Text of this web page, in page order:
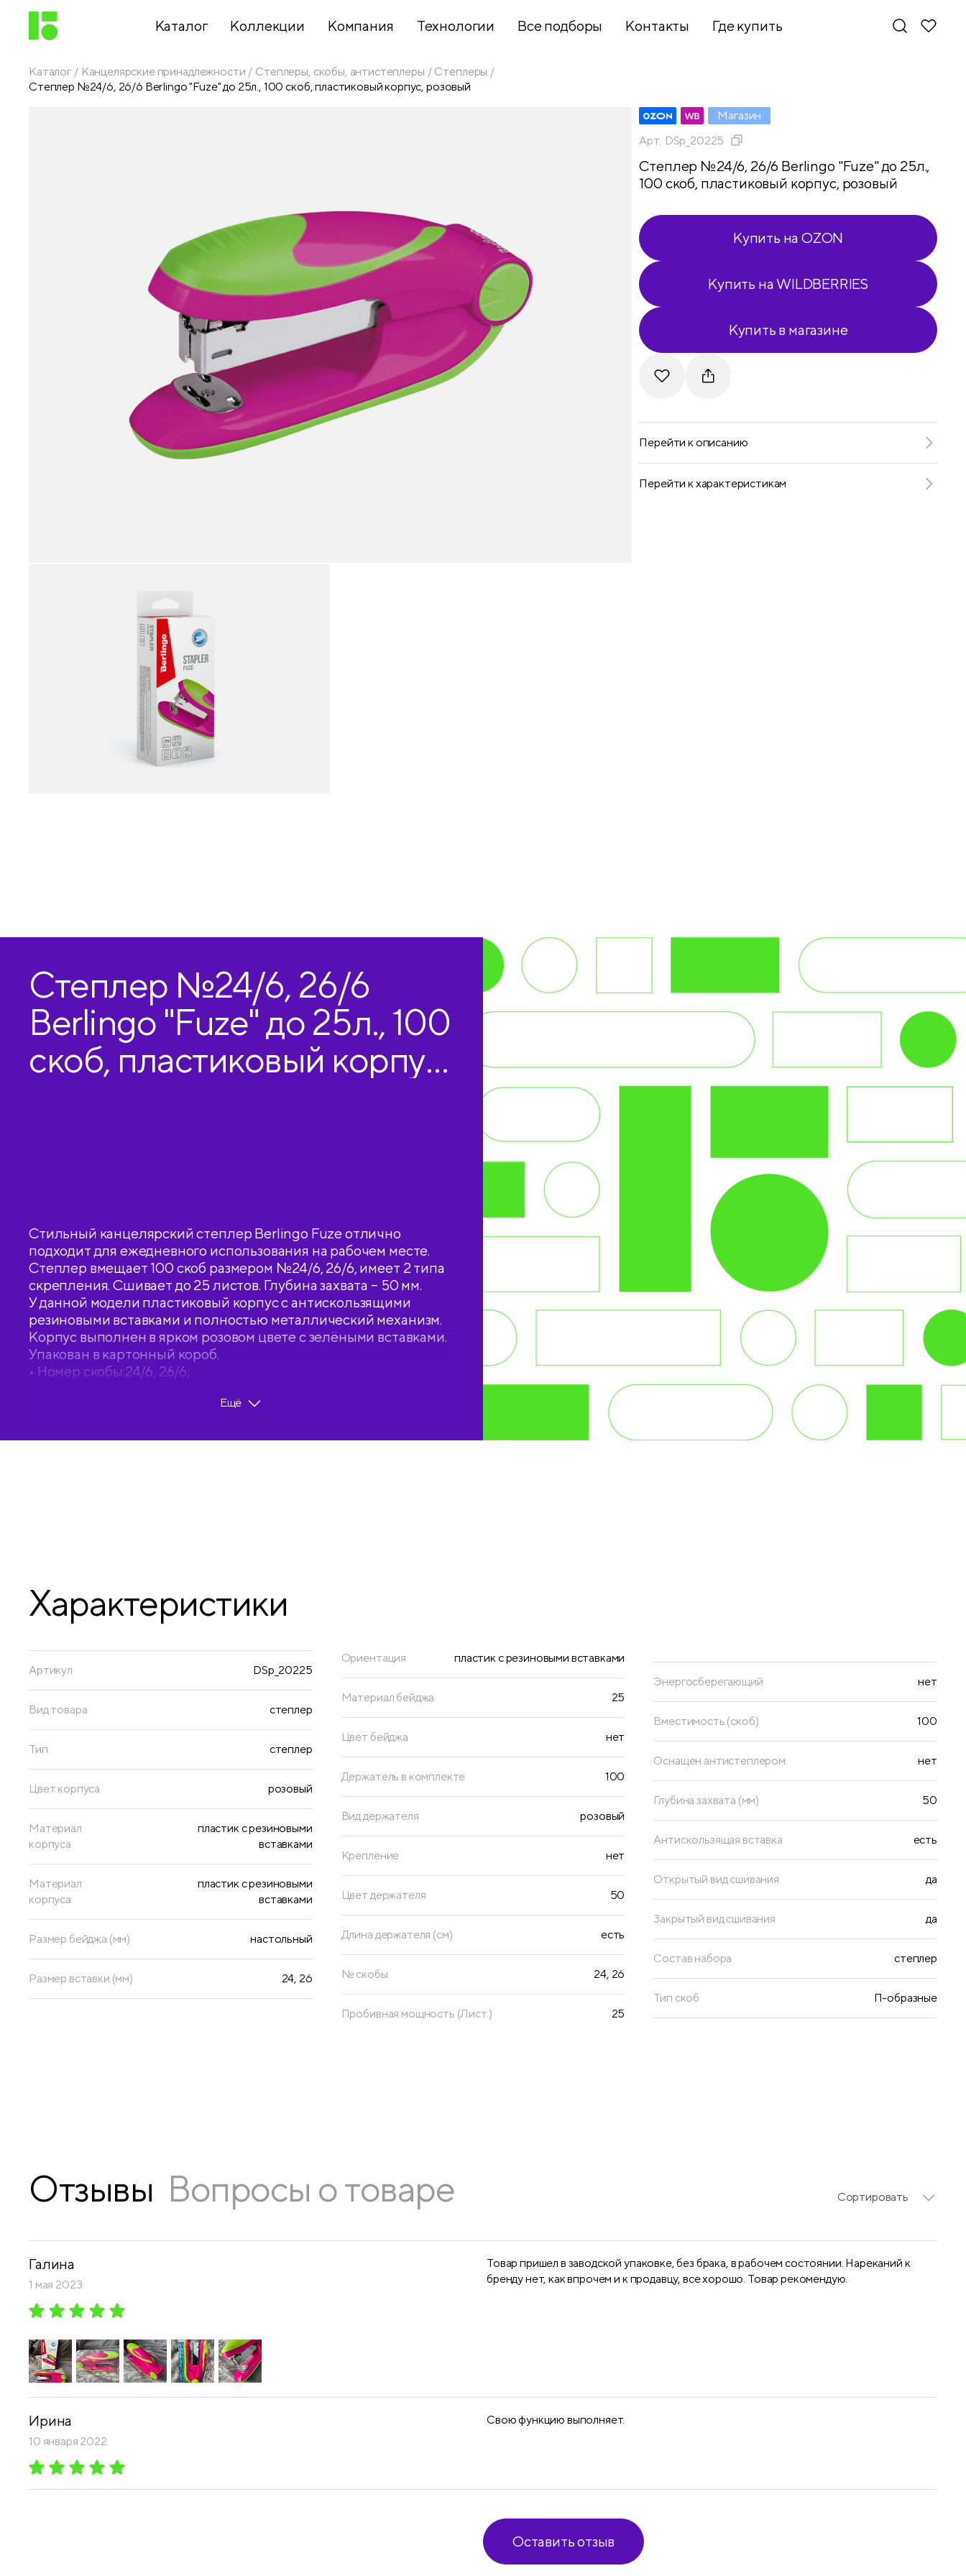
Каталог
архиваторы
Чертежные
принадлежности
Школьный
текстиль
Бумажная
продукция
Коллекции Компания Технологии Все подборы Контакты Где купить
Каталог Канцелярские принадлежности Степлеры, скобы, антистеплеры
Степлеры
Степлер №24/6, 26/6 Berlingo "Fuze" до 25л., 100 скоб, пластиковый корпус, розовый
Магазин
Арт. DSp_20225
Степлер №24/6, 26/6 Berlingo "Fuze" до 25л.,
100 скоб, пластиковый корпус, розовый
Купить на OZON
Купить на WILDBERRIES
Купить в магазине
Telegram
VKontakte
Перейти к описанию
Перейти к характеристикам
Степлер №24/6, 26/6
Berlingo "Fuze" до 25л., 100
скоб, пластиковый корпус,
Стильный канцелярский степлер Berlingo Fuze отлично
подходит для ежедневного использования на рабочем месте.
Степлер вмещает 100 скоб размером №24/6, 26/6, имеет 2 типа
скрепления. Сшивает до 25 листов. Глубина захвата – 50 мм.
У данной модели пластиковый корпус с антискользящими
резиновыми вставками и полностью металлический механизм.
Корпус выполнен в ярком розовом цвете с зелёными вставками.
Упакован в картонный короб.
• Номер скобы:24/6, 26/6;
• Количество скрепляемых листов: 25;
Ещё
Характеристики
Артикул DSp_20225
Вид товара степлер
Тип степлер
Цвет корпуса розовый
Материал
корпуса
пластик с резиновыми
вставками
Материал
корпуса
пластик с резиновыми
вставками
Размер бейджа (мм) настольный
Размер вставки (мм) 24, 26
Ориентация пластик с резиновыми вставками
Материал бейджа 25
Цвет бейджа нет
Держатель в комплекте 100
Вид держателя розовый
Крепление нет
Цвет держателя 50
Длина держателя (см) есть
№ скобы 24, 26
Пробивная мощность (Лист.) 25
Энергосберегающий нет
Вместимость (скоб) 100
Оснащен антистеплером нет
Глубина захвата (мм) 50
Антискользящая вставка есть
Открытый вид сшивания да
Закрытый вид сшивания да
Состав набора степлер
Тип скоб П-образные
Отзывы Вопросы о товаре Сортировать
Галина
1 мая 2023
Товар пришел в заводской упаковке, без брака, в рабочем состоянии. Нареканий к
бренду нет, как впрочем и к продавцу, все хорошо. Товар рекомендую.
Ирина
10 января 2022
Свою функцию выполняет.
Оставить отзыв